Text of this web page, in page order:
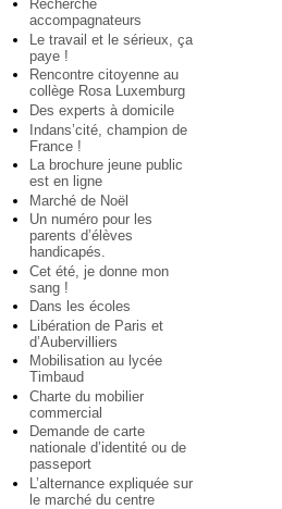
Recherche
accompagnateurs
Le travail et le sérieux, ça
paye !
Rencontre citoyenne au
collège Rosa Luxemburg
Des experts à domicile
Indans’cité, champion de
France !
La brochure jeune public
est en ligne
Marché de Noël
Un numéro pour les
parents d’élèves
handicapés.
Cet été, je donne mon
sang !
Dans les écoles
Libération de Paris et
d’Aubervilliers
Mobilisation au lycée
Timbaud
Charte du mobilier
commercial
Demande de carte
nationale d’identité ou de
passeport
L’alternance expliquée sur
le marché du centre